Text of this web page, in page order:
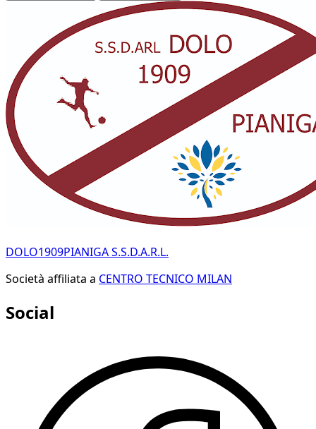
DOLO1909PIANIGA S.S.D.A.R.L.
Società affiliata a CENTRO TECNICO MILAN
Social